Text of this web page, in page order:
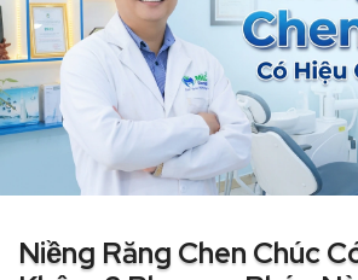
Niềng Răng Chen Chúc